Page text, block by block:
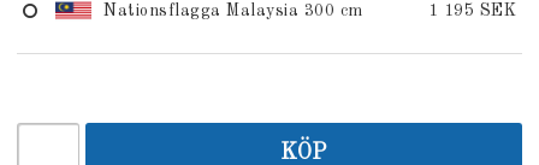
Nationsflagga Malaysia 300 cm 1 195 SEK
KÖP